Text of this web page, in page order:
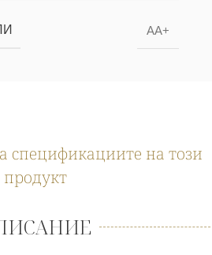
AA+
спецификациите на този
продукт